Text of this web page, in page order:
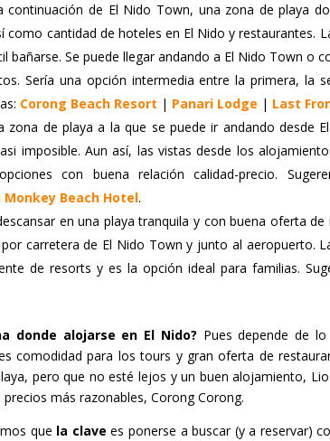
continuación de El Nido Town, una zona de playa
como cantidad de hoteles en El Nido y restaurantes.
bañarse. Se puede llegar andando a El Nido Town o
Sería una opción intermedia entre la primera, la
Corong Beach Resort | Panari Lodge | Last
zona de playa a la que se puede ir andando desde
imposible. Aun así, las vistas desde los
con buena relación calidad-precio.
Monkey Beach Hotel.
en una playa tranquila y con buena oferta
carretera de El Nido Town y junto al aeropuerto.
de resorts y es la opción ideal para familias.
donde alojarse en El Nido? Pues depende de
comodidad para los tours y gran oferta de
pero que no esté lejos y un buen alojamiento,
más razonables, Corong Corong.
que la clave es ponerse a buscar (y a reservar)